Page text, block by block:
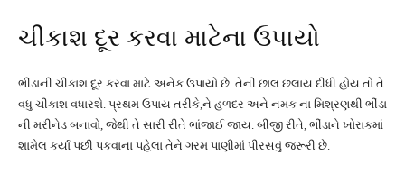
ચીકાશ દૂર કરવા માટેના ઉપાયો
ભીંડાની ચીકાશ દૂર કરવા માટે અનેક ઉપાયો છે. તેની છાલ છલાય દીધી હોય તો તે
વધુ ચીકાશ વધારશે. પ્રથમ ઉપાય તરીકે,ને હળદર અને નમક ના મિશ્રણથી ભીંડા
ની મરીનેડ બનાવો, જેથી તે સારી રીતે ભાંજાઈ જાય. બીજી રીતે, ભીંડાને ખોરાકમાં
શામેલ કર્યા પછી પકવાના પહેલા તેને ગરમ પાણીમાં પીરસવું જરૂરી છે.